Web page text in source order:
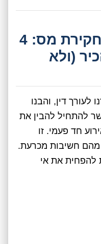
המסע המשפטי בחקירת מס: 4
(ולא
דין, והבנו
להתחיל להבין את
חד פעמי. זו
חשיבות מכרעת.
להפחית את אי